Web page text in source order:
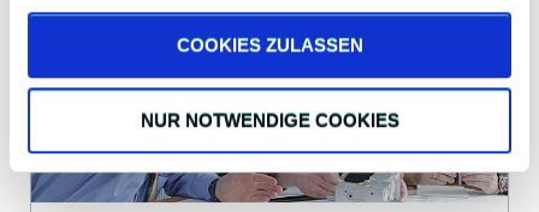
COOKIES ZULASSEN
NUR NOTWENDIGE COOKIES